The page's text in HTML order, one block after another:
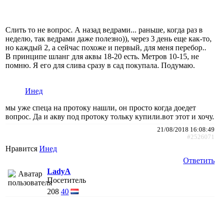
Слить то не вопрос. А назад ведрами... раньше, когда раз в
неделю, так ведрами даже полезно)), через 3 день еще как-то,
но каждый 2, а сейчас похоже и первый, для меня перебор..
В принципе шланг для аквы 18-20 есть. Метров 10-15, не
помню. Я его для слива сразу в сад покупала. Подумаю.
Инед
мы уже спеца на протоку нашли, он просто когда доедет
вопрос. Да и акву под протоку тольку купили.вот этот и хочу.
21/08/2018 16:08:49
#2526071
Нравится Инед
Ответить
LadyA
Посетитель
208 40